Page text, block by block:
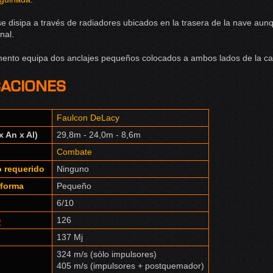
disipa a través de radiadores ubicados en la trasera de la nave
equipa dos anclajes pequeños colocados a ambos lados de la
Faulcon DeLacy
An x Al)
29,8m - 24,0m - 8,6m
Combate
requerido
Ninguno
Pequeño
6/10
126
137 Mj
324 m/s (sólo impulsores)
405 m/s (impulsores + postquemador)